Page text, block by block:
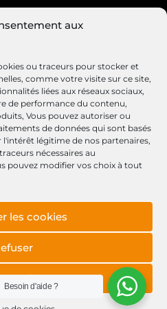
aux
ou traceurs pour stocker et
comme votre visite sur ce site,
liées aux réseaux sociaux,
de performance du contenu,
Vous pouvez autoriser ou
de données qui sont basés
légitime de nos partenaires,
nécessaires au
pouvez modifier vos choix à tout
les cookies
Lézards
Besoin d'aide ?